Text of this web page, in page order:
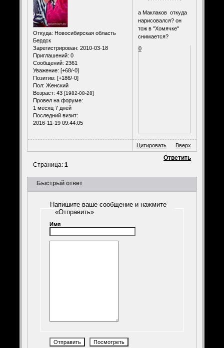
Откуда: Новосибирская область
Бердск
Зарегистрирован: 2010-03-18
Приглашений: 0
Сообщений: 2361
Уважение: [+68/-0]
Позитив: [+186/-0]
Пол: Женский
Возраст: 43 [1982-08-28]
Провел на форуме:
1 месяц 7 дней
Последний визит:
2016-11-19 09:44:05
а Маклаков откуда
нарисовался? он
тож в "Хомячке"
снимается?
0
Цитировать Вверх
Ответить
Страница: 1
Быстрый ответ
Напишите ваше сообщение и нажмите
«Отправить»
Имя